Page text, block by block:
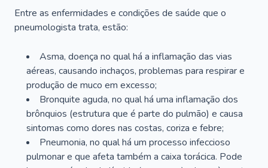
Entre as enfermidades e condições de saúde que o
pneumologista trata, estão:
Asma, doença no qual há a inflamação das vias
aéreas, causando inchaços, problemas para respirar e
produção de muco em excesso;
Bronquite aguda, no qual há uma inflamação dos
brônquios (estrutura que é parte do pulmão) e causa
sintomas como dores nas costas, coriza e febre;
Pneumonia, no qual há um processo infeccioso
pulmonar e que afeta também a caixa torácica. Pode